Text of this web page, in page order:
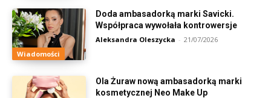
Wiadomości
Doda ambasadorką marki Savicki.
Współpraca wywołała kontrowersje
Aleksandra Oleszycka - 21/07/2026
Ola Żuraw nową ambasadorką marki
kosmetycznej Neo Make Up